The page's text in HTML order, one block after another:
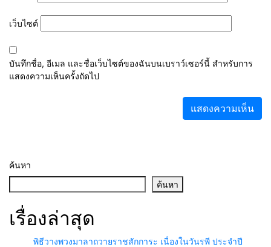
เว็บไซต์
บันทึกชื่อ, อีเมล และชื่อเว็บไซต์ของฉันบนเบราว์เซอร์นี้ สำหรับการ
แสดงความเห็นครั้งถัดไป
ค้นหา
ค้นหา
เรื่องล่าสุด
พิธีวางพวงมาลาถวายราชสักการะ เนื่องในวันรพี ประจำปี